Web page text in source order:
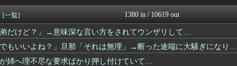
ｗ
キスログ
した。しかし父が...
修羅場ライフ速報
てきた。「同額が欲...
修羅の華-家庭・生活まとめ
してやる！) ...
オーバージョイド！
系っぽい10名程...
ほんわかMkⅡ
ると、養子に出した...
かぞくちゃんねる
[一覧] 1380 in / 10619 out
だけど？」→意味深な言い方をされてウンザリして…
もいいよね？」旦那「それは無理」→断った途端に大騒ぎになり…
姉へ理不尽な要求ばかり押し付けていて…